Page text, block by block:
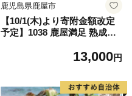
鹿児島県鹿屋市
【10/1(木)より寄附金額改定
予定】1038 鹿屋満足 熟成蒸
袋 KN026-023-0213,000円